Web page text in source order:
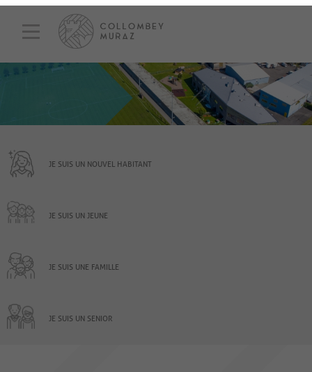
JE SUIS UN NOUVEL HABITANT
JE SUIS UN JEUNE
JE SUIS UNE FAMILLE
JE SUIS UN SENIOR